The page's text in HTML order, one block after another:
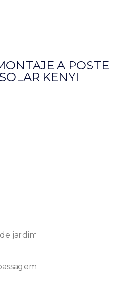
A POSTE
KENYI
jardim